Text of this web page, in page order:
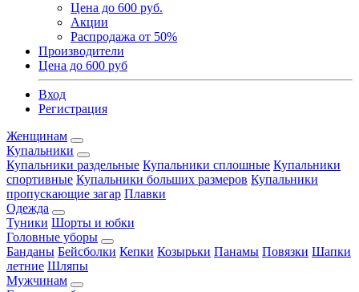
Цена до 600 руб.
Акции
Распродажа от 50%
Производители
Цена до 600 руб
Вход
Регистрация
Женщинам
Купальники
Купальники раздельные Купальники сплошные Купальники
спортивные Купальники больших размеров Купальники
пропускающие загар Плавки
Одежда
Туники Шорты и юбки
Головные уборы
Банданы Бейсболки Кепки Козырьки Панамы Повязки Шапки
летние Шляпы
Мужчинам